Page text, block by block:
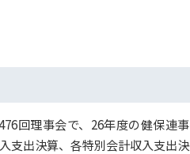
回理事会で、26年度の健保連事
支出決算、各特別会計収入支出決